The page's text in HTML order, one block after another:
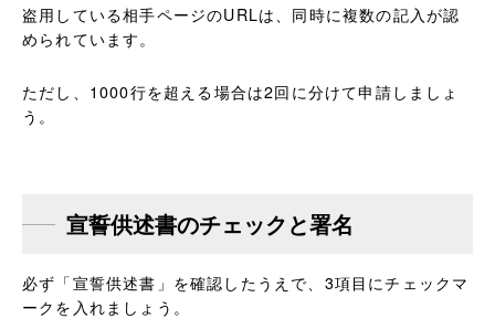
盗用している相手ページのURLは、同時に複数の記入が認
められています。
ただし、1000行を超える場合は2回に分けて申請しましょ
う。
宣誓供述書のチェックと署名
必ず「宣誓供述書」を確認したうえで、3項目にチェックマ
ークを入れましょう。